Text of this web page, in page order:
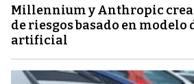
Millennium y Anthropic
de riesgos basado en
artificial